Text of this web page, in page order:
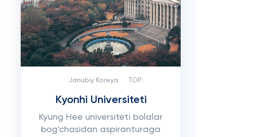
Janubiy Koreya TOP:
Kyonhi Universiteti
Kyung Hee universiteti bolalar
bog'chasidan aspiranturaga